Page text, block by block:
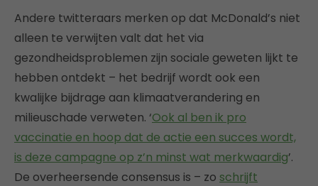
Andere twitteraars merken op dat McDonald’s niet
alleen te verwijten valt dat het via
gezondheidsproblemen zijn sociale geweten lijkt te
hebben ontdekt – het bedrijf wordt ook een
kwalijke bijdrage aan klimaatverandering en
milieuschade verweten. ‘Ook al ben ik pro
vaccinatie en hoop dat de actie een succes wordt,
is deze campagne op z’n minst wat merkwaardig’.
De overheersende consensus is – zo schrijft